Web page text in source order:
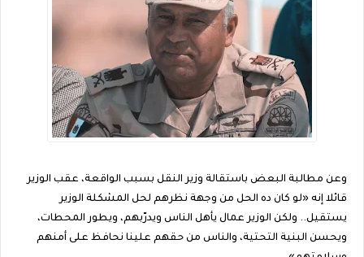
وعن مطالبة البعض باستقالة وزير النقل بسبب الواقعة، عقب الوزير
قائلا إنه «لو كان ده الحل من وجهة نظرهم لحل المشكلة الوزير
يستقيل.. ولكن الوزير عمال يأهل الناس ويدرّبهم، ويطور المحطات،
ويحسن البنية التحتية، والناس من حقهم علينا نحافظ على أمنهم